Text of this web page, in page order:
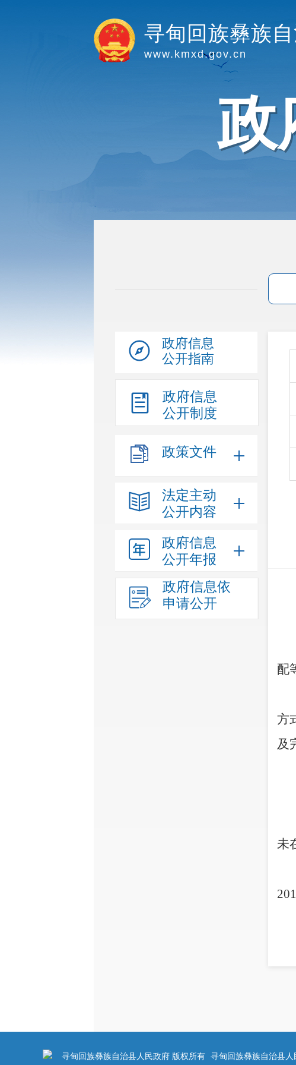
寻甸回族彝族
www.kmxd.gov.cn
政
政府信息
公开指南
政府信息
公开制度
政策文件
法定主动
公开内容
政府信息
公开年报
政府信息依
申请公开
配
方
及
未
2
寻甸回族彝族自治县人民政府 版权所有 寻甸回族彝族自治县